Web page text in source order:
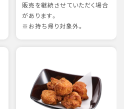
販売を継続させていただく場合
があります。
※お持ち帰り対象外。